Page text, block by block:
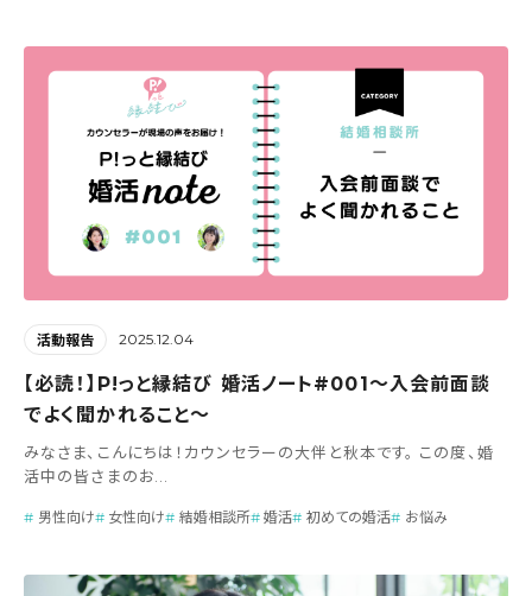
活動報告 2025.12.04
【必読！】P!っと縁結び 婚活ノート#001～入会前面談
でよく聞かれること～
みなさま、こんにちは！カウンセラーの大伴と秋本です。 この度、婚
活中の皆さまのお...
男性向け 女性向け 結婚相談所 婚活 初めての婚活 お悩み